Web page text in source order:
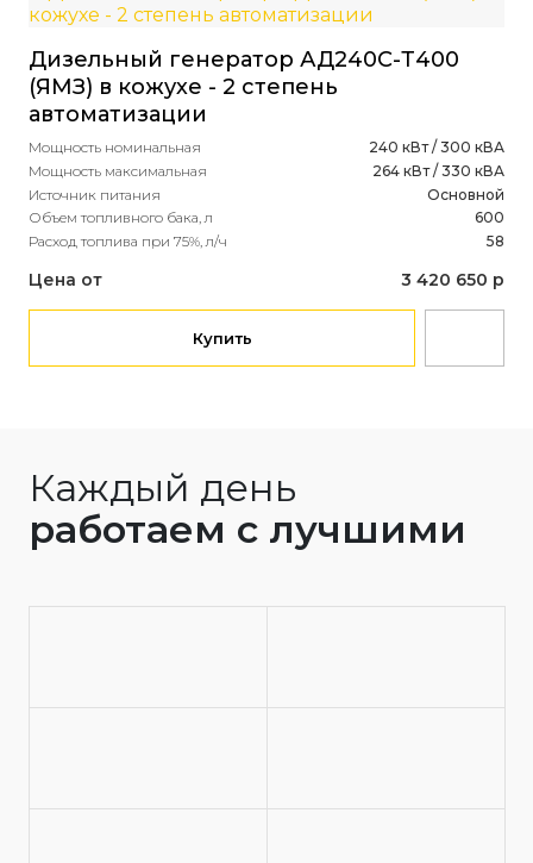
Дизельный генератор АД240С-Т400
(ЯМЗ) в кожухе - 2 степень
автоматизации
Мощность номинальная
240 кВт / 300 кВА
Мощность максимальная
264 кВт / 330 кВА
Источник питания
Основной
Объем топливного бака, л
600
Расход топлива при 75%, л/ч
58
Цена от 3 420 650 р
Купить
Каждый день
работаем с лучшими